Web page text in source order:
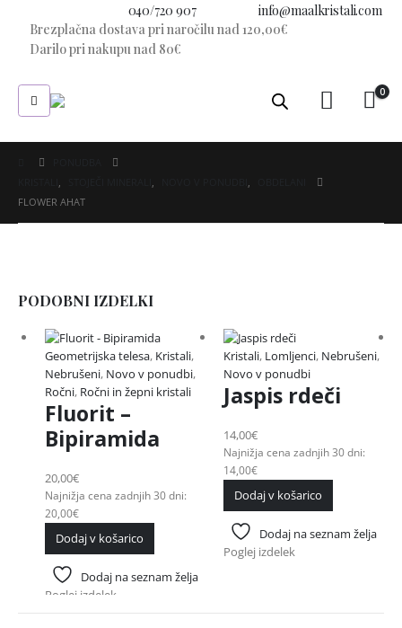
040/720 907
info@maalkristali.com
Brezplačna dostava pri naročilu nad 120,00€
Darilo pri nakupu nad 80€
0
, , ,
FLOWER AHAT
PODOBNI IZDELKI
Geometrijska telesa, Kristali,
Nebrušeni, Novo v ponudbi,
Ročni, Ročni in žepni kristali
Fluorit –
Bipiramida
20,00€
Najnižja cena zadnjih 30 dni:
20,00€
Dodaj v košarico
Dodaj na seznam želja
Poglej izdelek
Kristali, Lomljenci, Nebrušeni,
Novo v ponudbi
Jaspis rdeči
14,00€
Najnižja cena zadnjih 30 dni:
14,00€
Dodaj v košarico
Dodaj na seznam želja
Poglej izdelek